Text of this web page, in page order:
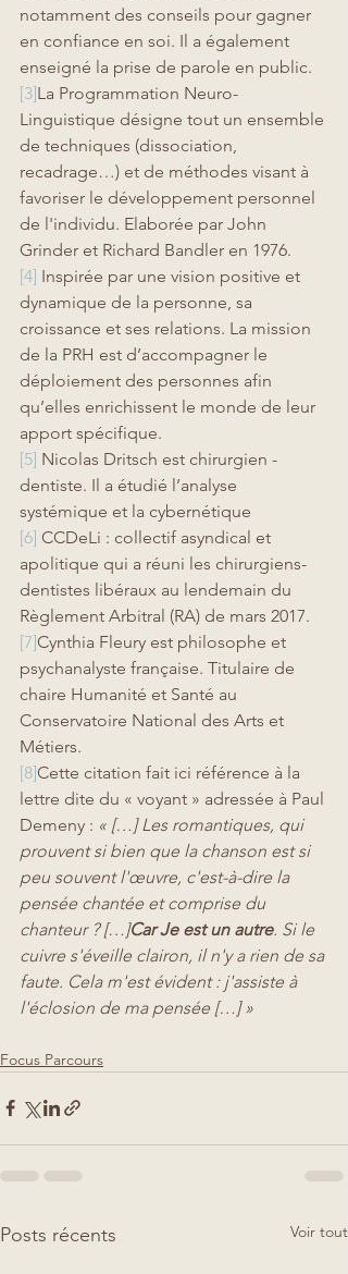
notamment des conseils pour gagner
en confiance en soi. Il a également
enseigné la prise de parole en public.
[3]La Programmation Neuro-
Linguistique désigne tout un ensemble
de techniques (dissociation,
recadrage…) et de méthodes visant à
favoriser le développement personnel
de l'individu. Elaborée par John
Grinder et Richard Bandler en 1976.
[4] Inspirée par une vision positive et
dynamique de la personne, sa
croissance et ses relations. La mission
de la PRH est d’accompagner le
déploiement des personnes afin
qu’elles enrichissent le monde de leur
apport spécifique.
[5] Nicolas Dritsch est chirurgien -
dentiste. Il a étudié l’analyse
systémique et la cybernétique
[6] CCDeLi : collectif asyndical et
apolitique qui a réuni les chirurgiens-
dentistes libéraux au lendemain du
Règlement Arbitral (RA) de mars 2017.
[7]Cynthia Fleury est philosophe et
psychanalyste française. Titulaire de
chaire Humanité et Santé au
Conservatoire National des Arts et
Métiers.
[8]Cette citation fait ici référence à la
lettre dite du « voyant » adressée à Paul
Demeny : « […] Les romantiques, qui
prouvent si bien que la chanson est si
peu souvent l'œuvre, c'est-à-dire la
pensée chantée et comprise du
chanteur ? […]Car Je est un autre. Si le
cuivre s'éveille clairon, il n'y a rien de sa
faute. Cela m'est évident : j'assiste à
l'éclosion de ma pensée […] »
Focus Parcours
Posts récents Voir tout